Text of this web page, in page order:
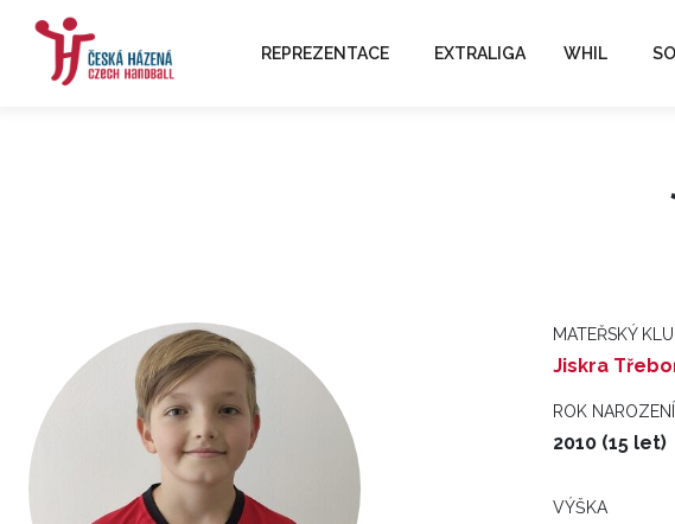
REPREZENTACE EXTRALIGA WHIL
MATEŘSKÝ
Jiskra
ROK NAROZENÍ
2010 (15 let)
VÝŠKA